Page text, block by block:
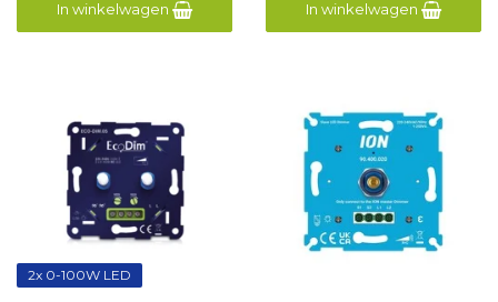
In winkelwagen In winkelwagen
2x 0-100W LED